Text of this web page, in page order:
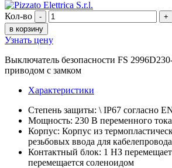
Кол-во -
+
в корзину
Узнать цену
Выключатель безопасности FS
приводом с замком
Характеристики
Степень защиты: \ IP67 согласно
Мощность: 230 В переменного тока
Корпус: Корпус из
резьбовых ввода для
Контактный блок: 1 НЗ
перемещается соленоидом